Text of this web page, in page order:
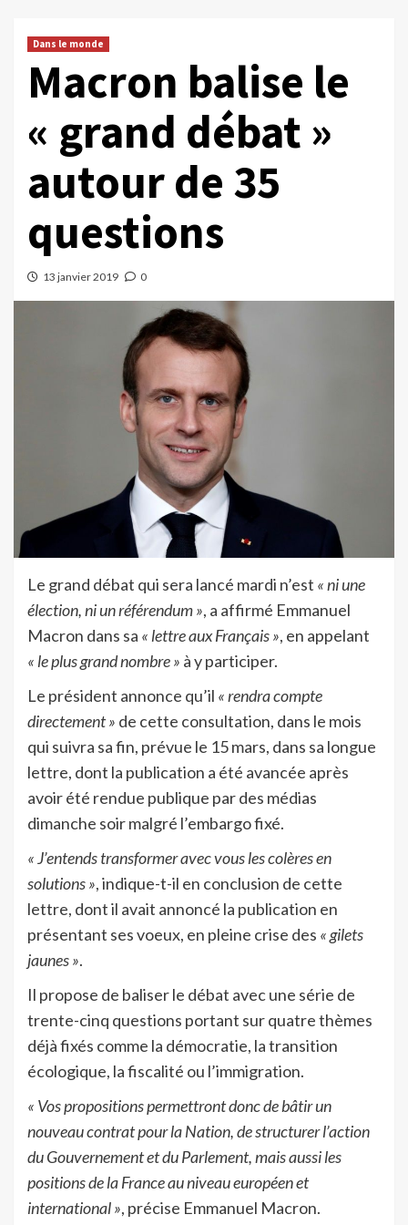
Dans le monde
Macron balise le
« grand débat »
autour de 35
questions
13 janvier 2019 0
Le grand débat qui sera lancé mardi n’est « ni une
élection, ni un référendum », a affirmé Emmanuel
Macron dans sa « lettre aux Français », en appelant
« le plus grand nombre » à y participer.
Le président annonce qu’il « rendra compte
directement » de cette consultation, dans le mois
qui suivra sa fin, prévue le 15 mars, dans sa longue
lettre, dont la publication a été avancée après
avoir été rendue publique par des médias
dimanche soir malgré l’embargo fixé.
« J’entends transformer avec vous les colères en
solutions », indique-t-il en conclusion de cette
lettre, dont il avait annoncé la publication en
présentant ses voeux, en pleine crise des « gilets
jaunes ».
Il propose de baliser le débat avec une série de
trente-cinq questions portant sur quatre thèmes
déjà fixés comme la démocratie, la transition
écologique, la fiscalité ou l’immigration.
« Vos propositions permettront donc de bâtir un
nouveau contrat pour la Nation, de structurer l’action
du Gouvernement et du Parlement, mais aussi les
positions de la France au niveau européen et
international », précise Emmanuel Macron.